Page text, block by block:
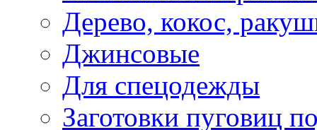
Дерево, кокос,
Джинсовые
Для спецодежды
Заготовки пуговиц